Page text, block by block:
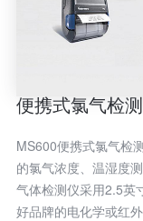
便携式氯气检
MS600便携式氯气检
的氯气浓度、温湿度
气体检测仪采用2.5英
好品牌的电化学或红